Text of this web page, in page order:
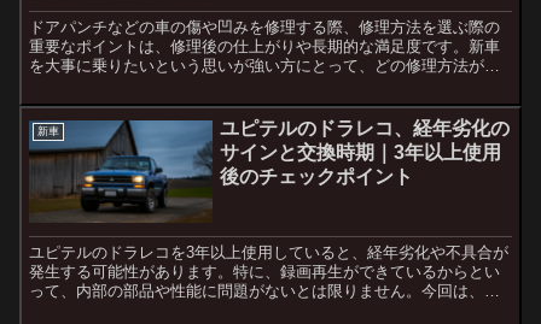
ドアパンチなどの車の傷や凹みを修理する際、修理方法を選ぶ際の
重要なポイントは、修理後の仕上がりや長期的な満足度です。新車
を大事に乗りたいという思いが強い方にとって、どの修理方法が最
額...
新車
ユピテルのドラレコ、経年劣化の
サインと交換時期｜3年以上使用
後のチェックポイント
ユピテルのドラレコを3年以上使用していると、経年劣化や不具合が
発生する可能性があります。特に、録画再生ができているからとい
って、内部の部品や性能に問題がないとは限りません。今回は、ド